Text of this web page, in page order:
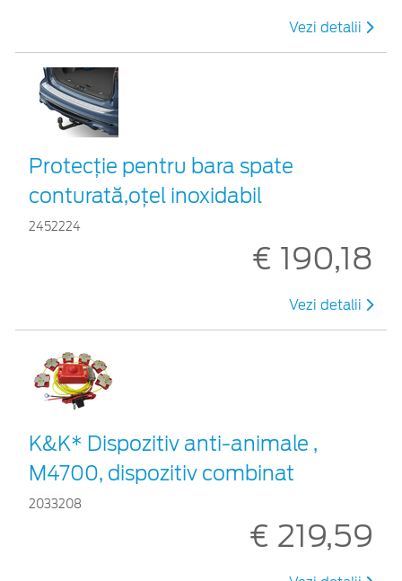
Vezi detalii
Protecţie pentru bara spate
conturată,oțel inoxidabil
2452224
€ 190,18
Vezi detalii
K&K* Dispozitiv anti-animale ,
M4700, dispozitiv combinat
2033208
€ 219,59